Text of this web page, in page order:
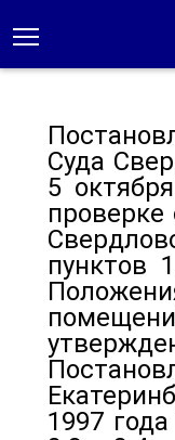
Суда
5
проверке
пунктов
1997